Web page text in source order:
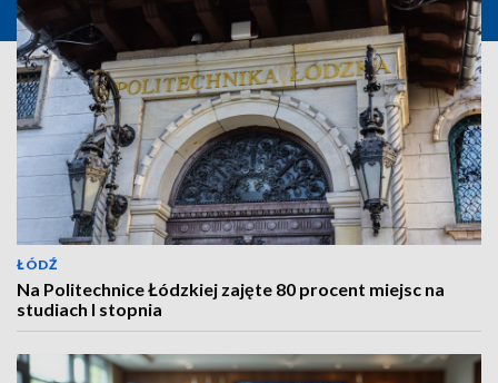
ŁÓDŹ
Na Politechnice Łódzkiej zajęte 80 procent miejsc na
studiach I stopnia